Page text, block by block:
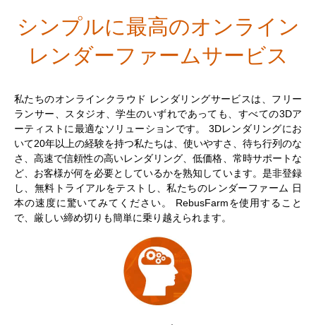
アカウント情報を編集
Octane
Mental Ray
Maxwell
Modo
$
シンプルに最高のオンライン
レンダーファームサービス
私たちのオンラインクラウド レンダリングサービスは、フリー
ランサー、スタジオ、学生のいずれであっても、すべての3Dア
ーティストに最適なソリューションです。 3Dレンダリングにお
いて20年以上の経験を持つ私たちは、使いやすさ、待ち行列のな
さ、高速で信頼性の高いレンダリング、低価格、常時サポートな
ど、お客様が何を必要としているかを熟知しています。是非登録
し、無料トライアルをテストし、私たちのレンダーファーム 日
本の速度に驚いてみてください。 RebusFarmを使用すること
で、厳しい締め切りも簡単に乗り越えられます。